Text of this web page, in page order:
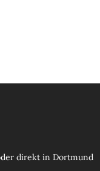
direkt in Dortmund